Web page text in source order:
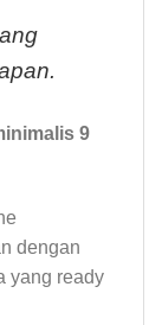
9
dengan
yang ready